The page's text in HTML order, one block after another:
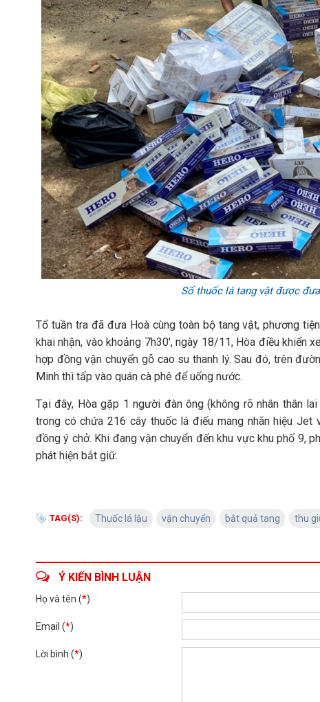
Số thuốc lá tang vật được
Tổ tuần tra đã đưa Hoà cùng toàn bộ tang vật, phương
khai nhận, vào khoảng 7h30', ngày 18/11, Hòa điều khiển
hợp đồng vận chuyển gỗ cao su thanh lý. Sau đó, trên
Minh thì tấp vào quán cà phê để uống nước.
Tại đây, Hòa gặp 1 người đàn ông (không rõ nhân thân
trong có chứa 216 cây thuốc lá điếu mang nhãn hiệu
đồng ý chở. Khi đang vận chuyển đến khu vực khu phố 9,
phát hiện bắt giữ.
TAG(S): Thuốc lá lậu vận chuyển bắt quả tang thu
Ý KIẾN BÌNH LUẬN
Họ và tên (*)
Email (*)
Lời bình (*)